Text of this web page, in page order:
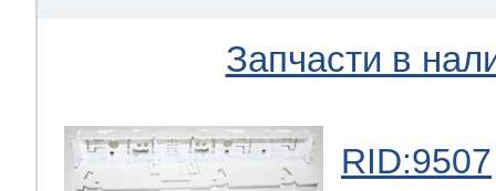
Запчасти в
RID:9507